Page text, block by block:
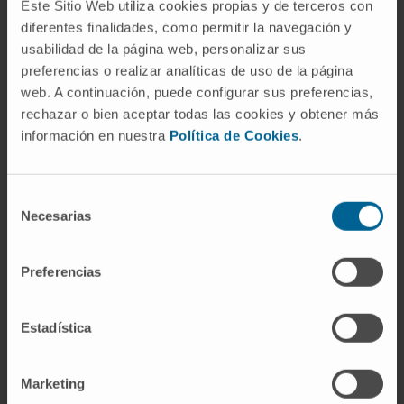
Este Sitio Web utiliza cookies propias y de terceros con
diferentes finalidades, como permitir la navegación y
usabilidad de la página web, personalizar sus
preferencias o realizar analíticas de uso de la página
web. A continuación, puede configurar sus preferencias,
rechazar o bien aceptar todas las cookies y obtener más
información en nuestra Política de Cookies.
Necesarias
Preferencias
Estadística
Marketing
Atividade
No ensino
Professor de mestrado em flebologia na
Universidade Europeia em 2021.
Em pesquisa
Atualizações bibliográficas. Ed. 2021.
Apresentou mais de 30 comunicações orais